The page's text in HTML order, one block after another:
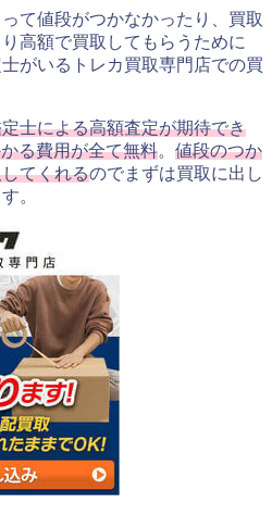
て値段がつかなかったり、買取
高額で買取してもらうために
がいるトレカ買取専門店での買
士による高額査定が期待でき
る費用が全て無料。 値段のつか
てくれるのでまずは買取に出し
。